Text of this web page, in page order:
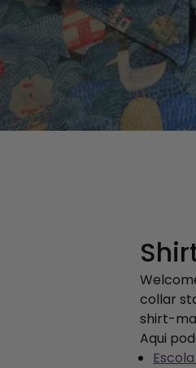
collar
shirt-
Aqui